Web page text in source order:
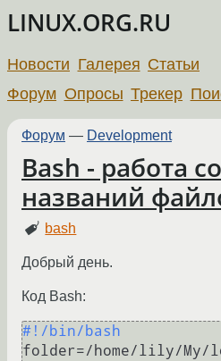
LINUX.ORG.RU
Новости Галерея Статьи
Форум Опросы Трекер
Форум — Development
Bash - работа
названий
bash
Добрый день.
Код Bash:
#!/bin/bash